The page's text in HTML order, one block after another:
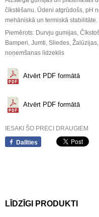
čīkstēšanu. Ūdeni atgrūdošs, pH
mehāniskā un termiskā stabilitāte.
Piemērots: Durvju gumijas,
Bamperi, Jumti, Sliedes,
noņemšanas līdzeklis
Atvērt PDF formātā
Atvērt PDF formātā
IESAKI ŠO PRECI DRAUGIEM
Dalīties
LĪDZĪGI PRODUKTI